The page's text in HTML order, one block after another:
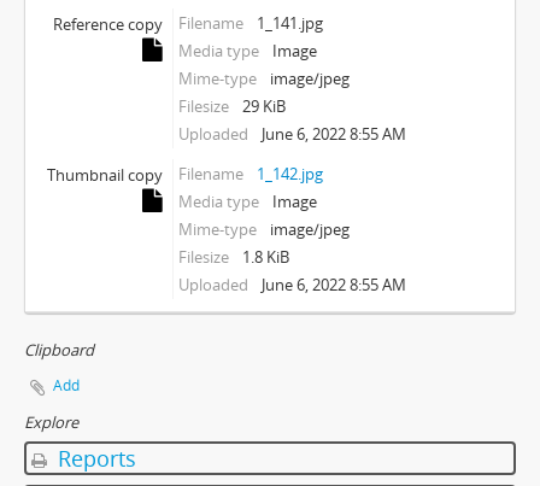
Reference copy
Filename
1_141.jpg
Media type
Image
Mime-type
image/jpeg
Filesize
29 KiB
Uploaded
June 6, 2022 8:55 AM
Thumbnail copy
Filename
1_142.jpg
Media type
Image
Mime-type
image/jpeg
Filesize
1.8 KiB
Uploaded
June 6, 2022 8:55 AM
Clipboard
Add
Explore
Reports